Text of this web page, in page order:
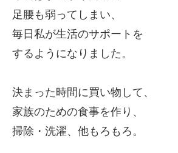
足腰も弱ってしまい、
毎日私が生活のサポートを
するようになりました。
決まった時間に買い物して、
家族のための食事を作り、
掃除・洗濯、他もろもろ。